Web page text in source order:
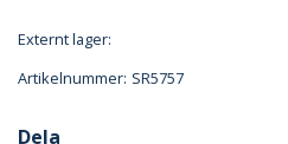
Externt lager:
Artikelnummer: SR5757
Dela